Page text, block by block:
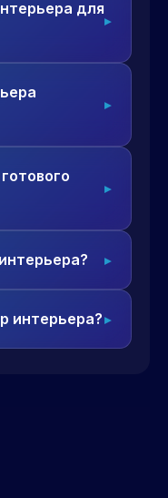
для
интерьера?